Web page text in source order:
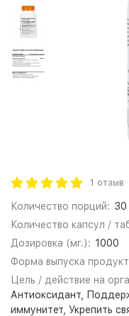
1 отзыв
Количество порций: 30
Количество капсул /
Дозировка (мг.): 1000
Форма выпуска
Цель / действие на
Антиоксидант,
иммунитет, Укрепить